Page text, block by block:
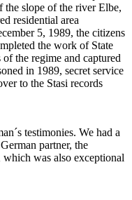
the slope of the river Elbe,
residential area
5, 1989, the citizens
the work of State
the regime and captured
in 1989, secret service
to the Stasi records
testimonies. We had a
partner, the
which was also exceptional